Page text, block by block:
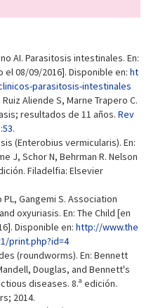
AI. Parasitosis intestinales. En:
el 08/09/2016]. Disponible en: ht
parasitosis-intestinales
Aliende S, Marne Trapero C.
resultados de 11 años. Rev
(Enterobius vermicularis). En:
J, Schor N, Behrman R. Nelson
Filadelfia: Elsevier
Gangemi S. Association
oxyuriasis. En: The Child [en
Disponible en: http://www.the
print.php?id=4
(roundworms). En: Bennett
Douglas, and Bennett's
diseases. 8.ª edición.
2014.